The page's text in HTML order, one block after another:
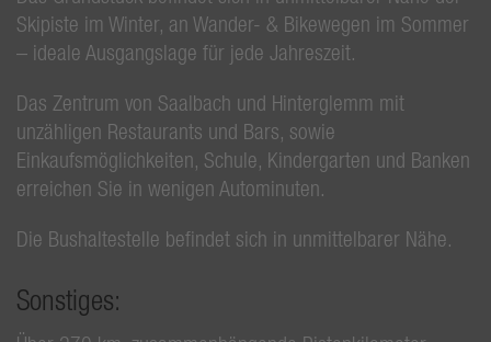
Skipiste im Winter, an Wander- & Bikewegen im Sommer
– ideale Ausgangslage für jede Jahreszeit.
Das Zentrum von Saalbach und Hinterglemm mit
unzähligen Restaurants und Bars, sowie
Einkaufsmöglichkeiten, Schule, Kindergarten und Banken
erreichen Sie in wenigen Autominuten.
Die Bushaltestelle befindet sich in unmittelbarer Nähe.
Sonstiges: